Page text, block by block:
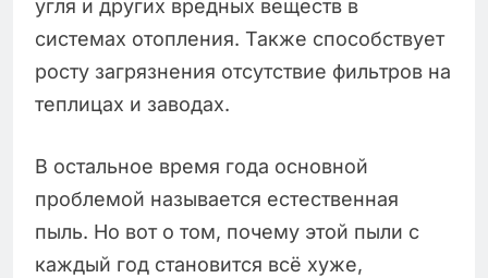
угля и других вредных веществ в
системах отопления. Также способствует
росту загрязнения отсутствие фильтров на
теплицах и заводах.
В остальное время года основной
проблемой называется естественная
пыль. Но вот о том, почему этой пыли с
каждый год становится всё хуже,